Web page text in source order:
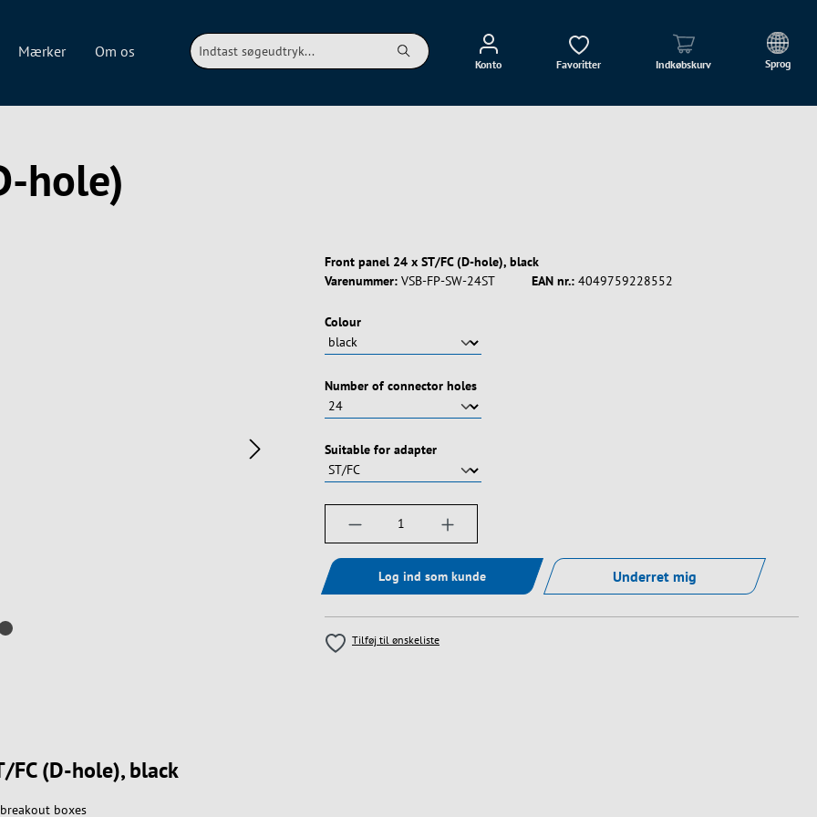
Mærker Om os
Konto Favoritter Indkøbskurv Sprog
hole)
Front panel 24 x ST/FC (D-hole), black
Varenummer: VSB-FP-SW-24ST EAN nr.: 4049759228552
Vælg
Colour
Vælg
Number of connector holes
Vælg
Suitable for adapter
Produktmængde: Indtast det ønskede beløb, eller
Log ind som kunde Underret mig
Tilføj til ønskeliste
(D-hole), black
boxes